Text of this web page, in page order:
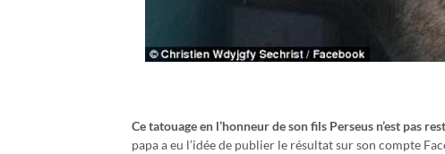
Ce tatouage en l’honneur de son fils Perseus n’est pas
papa a eu l’idée de publier le résultat sur son compte